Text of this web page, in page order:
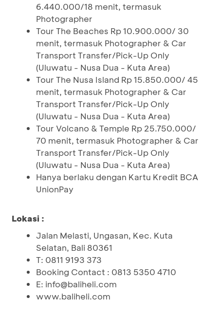
6.440.000/18 menit, termasuk
Photographer
Tour The Beaches Rp 10.900.000/ 30
menit, termasuk Photographer & Car
Transport Transfer/Pick-Up Only
(Uluwatu - Nusa Dua - Kuta Area)
Tour The Nusa Island Rp 15.850.000/ 45
menit, termasuk Photographer & Car
Transport Transfer/Pick-Up Only
(Uluwatu - Nusa Dua - Kuta Area)
Tour Volcano & Temple Rp 25.750.000/
70 menit, termasuk Photographer & Car
Transport Transfer/Pick-Up Only
(Uluwatu - Nusa Dua - Kuta Area)
Hanya berlaku dengan Kartu Kredit BCA
UnionPay
Lokasi :
Jalan Melasti, Ungasan, Kec. Kuta
Selatan, Bali 80361
T: 0811 9193 373
Booking Contact : 0813 5350 4710
E: info@baliheli.com
www.baliheli.com